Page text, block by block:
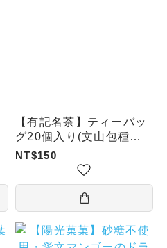
【有記名茶】ティーバッ
グ20個入り(文山包種茶/
高山烏龍茶/奇種烏龍茶/
NT$150